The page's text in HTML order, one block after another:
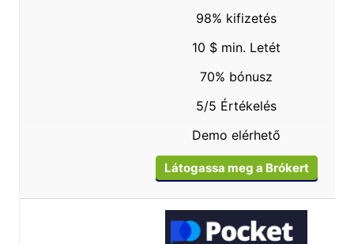
98% kifizetés
10 $ min. Letét
70% bónusz
5/5 Értékelés
Demo elérhető
Látogassa meg a Brókert